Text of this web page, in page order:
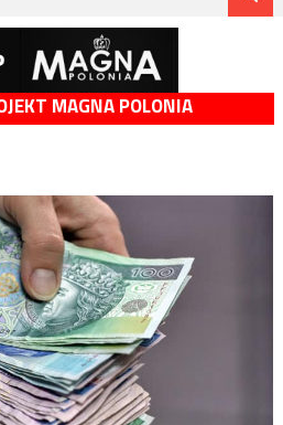
MAGNA POLONIA